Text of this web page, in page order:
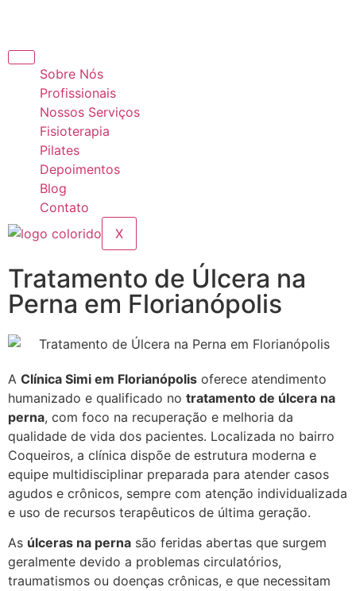
Sobre Nós
Profissionais
Nossos Serviços
Fisioterapia
Pilates
Depoimentos
Blog
Contato
X
Tratamento de Úlcera na
Perna em Florianópolis
A Clínica Simi em Florianópolis oferece atendimento
humanizado e qualificado no tratamento de úlcera na
perna, com foco na recuperação e melhoria da
qualidade de vida dos pacientes. Localizada no bairro
Coqueiros, a clínica dispõe de estrutura moderna e
equipe multidisciplinar preparada para atender casos
agudos e crônicos, sempre com atenção individualizada
e uso de recursos terapêuticos de última geração.
As úlceras na perna são feridas abertas que surgem
geralmente devido a problemas circulatórios,
traumatismos ou doenças crônicas, e que necessitam